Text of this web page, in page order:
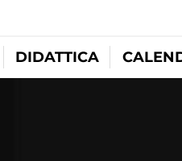
DIDATTICA